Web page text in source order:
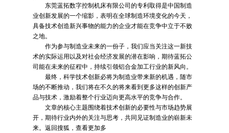
东莞蓝拓数字控制机床有限公司的专利取得是中国制造
业创新发展的一个缩影，表明在全球制造环境变化的今天，
具备技术创造新兴事物的能力的企业才能在竞争中立于不败
之地。
作为参与制造业未来的一份子，我们应当关注这一新技
术的实际运用以及对社会经济发展的潜在影响，期待蓝拓公
司能在未来的征程中，持续引领铝合金加工行业的新风向。
最终，科学技术创新必将为制造业带来新的机遇，随市
场的不断推动，我们将在不久的将来看到更多这样的创新产
品与技术，激励着整个行业迈向更高水平的竞争与合作。
文章的核心主题围绕着技术创新的必要性与市场趋势展
开，期待行业内外的关注与思考，共同见证制造业的崭新未
来。返回搜狐，查看更加多